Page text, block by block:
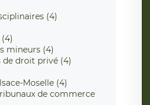
(4)
mineurs (4)
de droit privé (4)
Moselle (4)
de commerce